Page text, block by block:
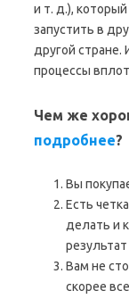
и т. д.),
запустить в
другой стране.
процессы
Чем же
подробнее?
Вы
Есть
делать и
результат
Вам не
скорее